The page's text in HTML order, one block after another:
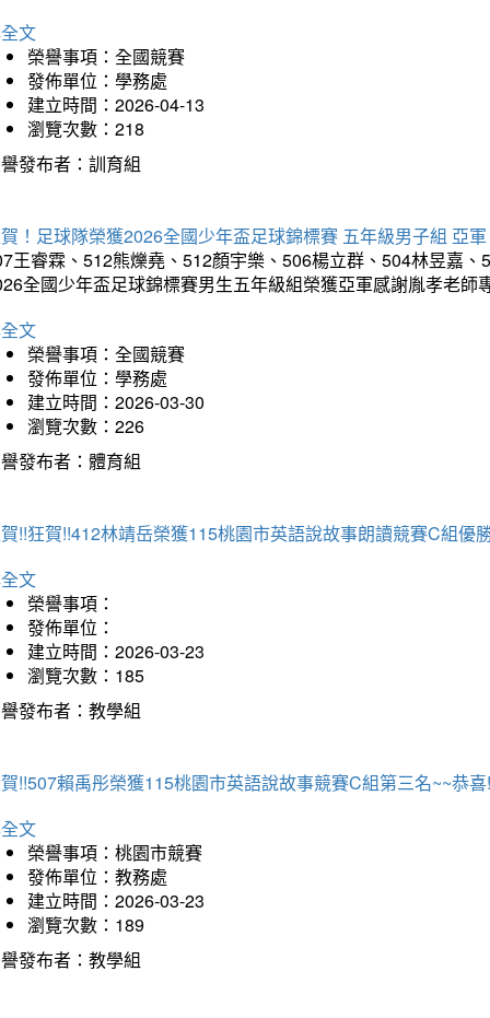
文
榮譽事項：全國競賽
發佈單位：學務處
建立時間：2026-04-13
瀏覽次數：218
發布者：訓育組
！足球隊榮獲2026全國少年盃足球錦標賽 五年級男子組 亞軍
王睿霖、512熊爍堯、512顏宇樂、506楊立群、504林昱嘉
全國少年盃足球錦標賽男生五年級組榮獲亞軍感謝胤孝老師
文
榮譽事項：全國競賽
發佈單位：學務處
建立時間：2026-03-30
瀏覽次數：226
發布者：體育組
!!狂賀!!412林靖岳榮獲115桃園市英語說故事朗讀競賽C組優
文
榮譽事項：
發佈單位：
建立時間：2026-03-23
瀏覽次數：185
發布者：教學組
!!507賴禹彤榮獲115桃園市英語說故事競賽C組第三名~~恭喜
文
榮譽事項：桃園市競賽
發佈單位：教務處
建立時間：2026-03-23
瀏覽次數：189
發布者：教學組